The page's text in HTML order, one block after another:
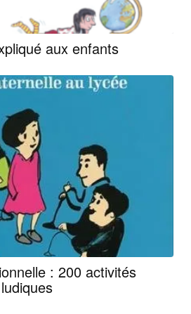
aux enfants
: 200 activités